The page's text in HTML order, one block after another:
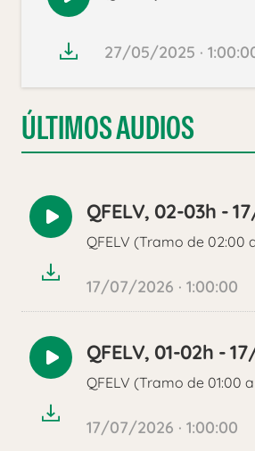
Reproducir
audio
27/05/2025 ·
ÚLTIMOS AUDIOS
Reproducir
audio
QFELV, 02-03h -
QFELV (Tramo de 02:00
17/07/2026 · 1:00:00
Reproducir
audio
QFELV, 01-02h -
QFELV (Tramo de 01:00
17/07/2026 · 1:00:00